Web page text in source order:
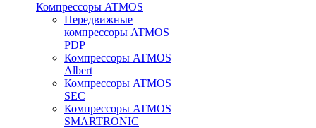
Компрессоры ATMOS
Передвижные
компрессоры ATMOS
PDP
Компрессоры ATMOS
Albert
Компрессоры ATMOS
SEC
Компрессоры ATMOS
SMARTRONIC